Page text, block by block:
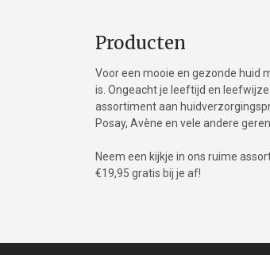
Producten
Voor een mooie en gezonde huid
is. Ongeacht je leeftijd en
assortiment aan
Posay, Avène en vele andere
Neem een kijkje in ons ruime
€19,95 gratis bij je af!